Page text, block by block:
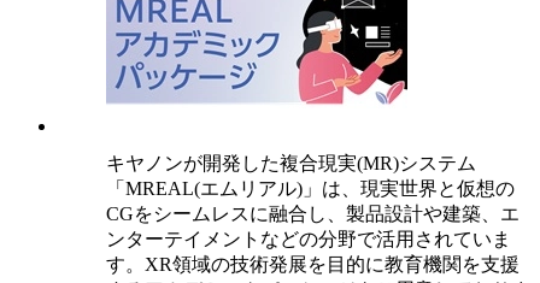
キヤノンが開発した複合現実(MR)システム
「MREAL(エムリアル)」は、現実世界と仮想の
CGをシームレスに融合し、製品設計や建築、エ
ンターテイメントなどの分野で活用されていま
す。XR領域の技術発展を目的に教育機関を支援